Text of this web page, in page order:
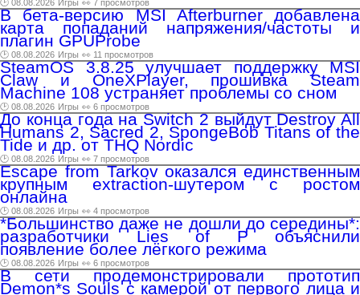
🕑 08.08.2026 Игры 👀 7 просмотров
В бета-версию MSI Afterburner добавлена
карта попаданий напряжения/частоты и
плагин GPUProbe
🕑 08.08.2026 Игры 👀 11 просмотров
SteamOS 3.8.25 улучшает поддержку MSI
Claw и OneXPlayer, прошивка Steam
Machine 108 устраняет проблемы со сном
🕑 08.08.2026 Игры 👀 6 просмотров
До конца года на Switch 2 выйдут Destroy All
Humans 2, Sacred 2, SpongeBob Titans of the
Tide и др. от THQ Nordic
🕑 08.08.2026 Игры 👀 7 просмотров
Escape from Tarkov оказался единственным
крупным extraction-шутером с ростом
онлайна
🕑 08.08.2026 Игры 👀 4 просмотров
*Большинство даже не дошли до середины*:
разработчики Lies of P объяснили
появление более лёгкого режима
🕑 08.08.2026 Игры 👀 6 просмотров
В сети продемонстрировали прототип
Demon*s Souls с камерой от первого лица и